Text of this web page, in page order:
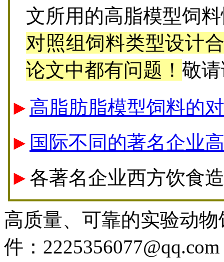
文所用的高脂模型饲
对照组饲料类型设计
论文中都有问题！ 敬
► 高脂肪脂模型饲料的
► 国际不同的著名企业
► 各著名企业西方饮食
高质量、可靠的实验动
件： 2225356077@qq.com